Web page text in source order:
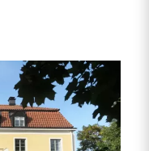
läshörna
ett bekvämt tv-